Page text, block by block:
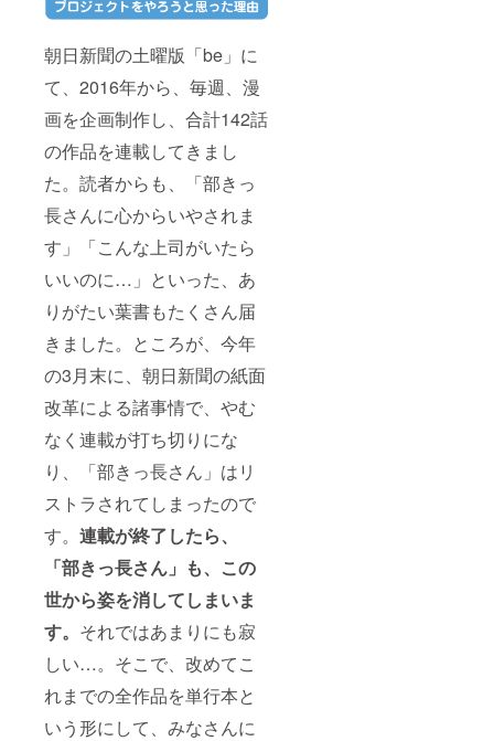
朝日新聞の土曜版「be」に
て、2016年から、毎週、漫
画を企画制作し、合計142話
の作品を連載してきまし
た。読者からも、「部きっ
長さんに心からいやされま
す」「こんな上司がいたら
いいのに…」といった、あ
りがたい葉書もたくさん届
きました。ところが、今年
の3月末に、朝日新聞の紙面
改革による諸事情で、やむ
なく連載が打ち切りにな
り、「部きっ長さん」はリ
ストラされてしまったので
す。 連載が終了したら、
「部きっ長さん」も、この
世から姿を消してしまいま
す。 それではあまりにも寂
しい…。そこで、改めてこ
れまでの全作品を単行本と
いう形にして、みなさんに